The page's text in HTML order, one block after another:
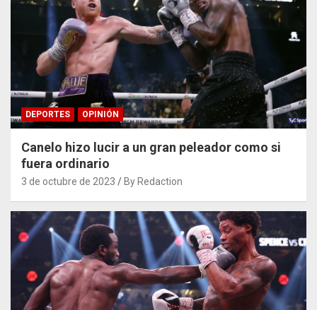
DEPORTES OPINIÓN
Canelo hizo lucir a un gran peleador como si
fuera ordinario
3 de octubre de 2023 By Redaction